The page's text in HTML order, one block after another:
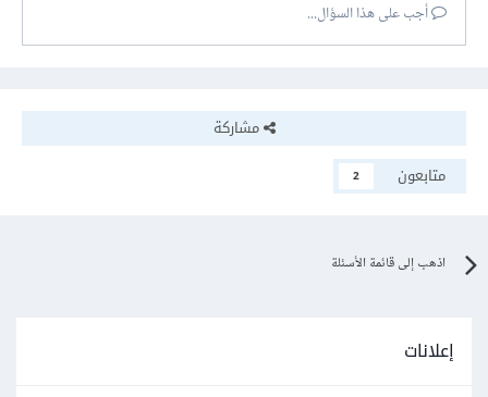
أجب على هذا السؤال...
مشاركة
متابعون
2
اذهب إلى قائمة الأسئلة
إعلانات